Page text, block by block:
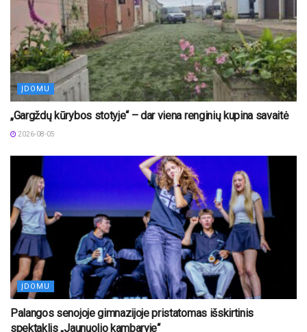
ĮDOMU
„Gargždų kūrybos stotyje“ – dar viena renginių kupina savaitė
2026-08-05
ĮDOMU
Palangos senojoje gimnazijoje pristatomas išskirtinis
spektaklis „Jaunuolio kambaryje“